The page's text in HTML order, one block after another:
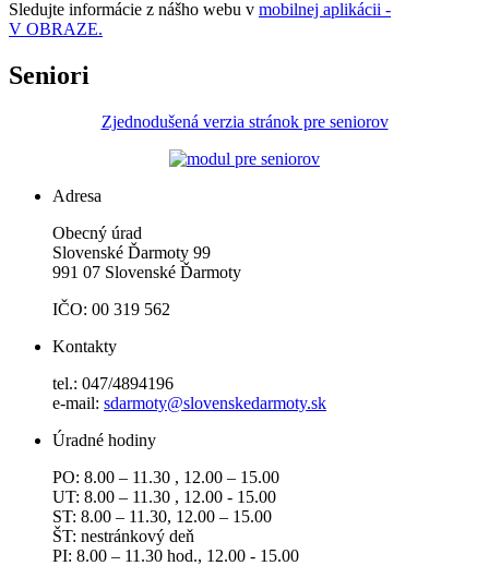
Sledujte informácie z nášho webu v mobilnej aplikácii -
V OBRAZE.
Seniori
Zjednodušená verzia stránok pre seniorov
Adresa
Obecný úrad
Slovenské Ďarmoty 99
991 07 Slovenské Ďarmoty
IČO: 00 319 562
Kontakty
tel.: 047/4894196
e-mail: sdarmoty@slovenskedarmoty.sk
Úradné hodiny
PO: 8.00 – 11.30 , 12.00 – 15.00
UT: 8.00 – 11.30 , 12.00 - 15.00
ST: 8.00 – 11.30, 12.00 – 15.00
ŠT: nestránkový deň
PI: 8.00 – 11.30 hod., 12.00 - 15.00